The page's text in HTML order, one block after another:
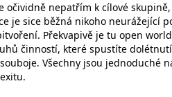
očividně nepatřím k cílové
je sice běžná nikoho neurážející
Překvapivě je tu open
činností, které spustíte
Všechny jsou jednoduché